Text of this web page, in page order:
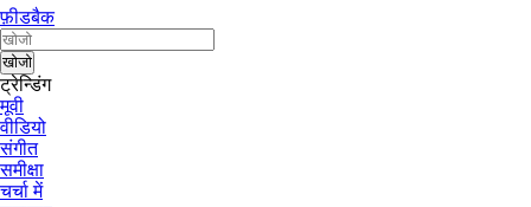
फ़ीडबैक
ट्रेन्डिंग
मूवी
वीडियो
संगीत
समीक्षा
चर्चा में